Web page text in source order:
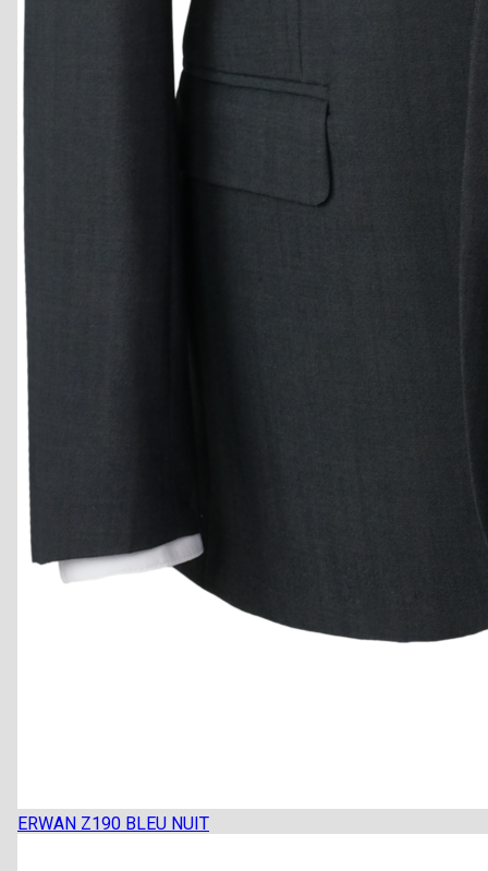
ERWAN Z190 BLEU NUIT